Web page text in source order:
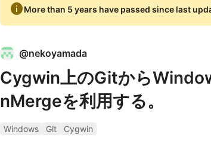
infoMore than 5 years have passed since last
@nekoyamada
Cygwin上のGitから
nMergeを利用する。
Windows Git
Cygwin